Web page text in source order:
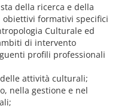
della ricerca e della
formativi specifici
Culturale ed
di intervento
profili professionali
attività culturali;
nella gestione e nel